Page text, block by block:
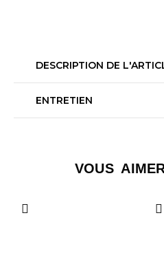
DESCRIPTION DE
ENTRETIEN
VOUS